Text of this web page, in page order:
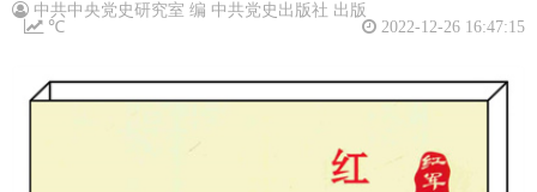
中共中央党史研究室 编 中共党史出版社 出版
2022-12-26 16:47:15
℃